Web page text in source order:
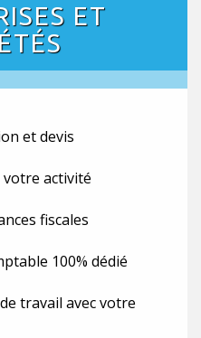
ET
et devis
activité
fiscales
100% dédié
travail avec votre